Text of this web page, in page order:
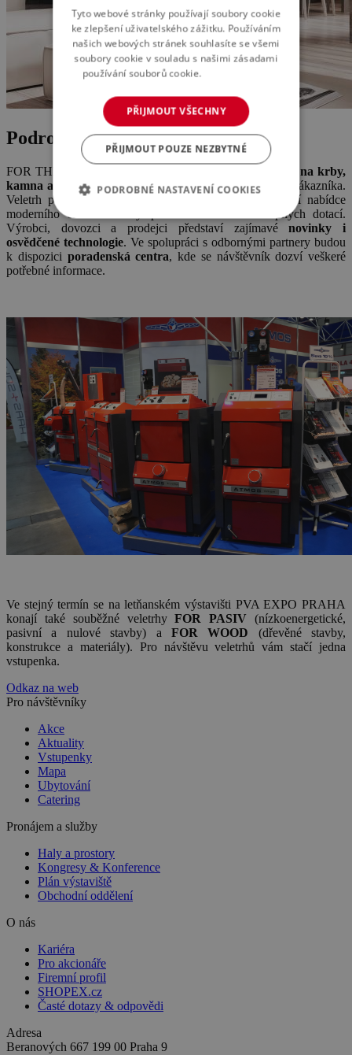
Podrobnosti o akci
FOR THERM je tradičně
největší akce specializující se na krby,
kamna a kotle, která se zaměřuje hlavně na koncového zákazníka.
Veletrh pomůže návštěvníkům zorientovat se v aktuální nabídce
moderního efektivního vytápění i v nabídce dostupných dotací.
Výrobci, dovozci a prodejci představí zajímavénovinky i
osvědčené technologie. Ve spolupráci s odbornými partnery budou
k dispozici poradenská centra, kde se návštěvník dozví veškeré
potřebné informace.
Ve stejný termín se na letňanském výstavišti PVA EXPO PRAHA
konají také souběžné veletrhyFOR PASIV (nízkoenergetické,
pasivní a nulové stavby) a FOR WOOD (dřevěné stavby,
konstrukce a materiály). Pro návštěvu veletrhů vám stačí jedna
vstupenka.
Odkaz na web
Pro návštěvníky
Akce
Aktuality
Vstupenky
Mapa
Ubytování
Catering
Pronájem a služby
Haly a prostory
Kongresy & Konference
Plán výstaviště
Obchodní oddělení
O nás
Kariéra
Pro akcionáře
Firemní profil
SHOPEX.cz
Časté dotazy & odpovědi
Adresa
Beranových 667 199 00 Praha 9
Tyto webové stránky používají soubory cookie
ke zlepšení uživatelského zážitku. Používáním
našich webových stránek souhlasíte se všemi
soubory cookie v souladu s našimi zásadami
používání souborů cookie.
PŘIJMOUT VŠECHNY
PŘIJMOUT POUZE NEZBYTNÉ
PODROBNÉ NASTAVENÍ COOKIES